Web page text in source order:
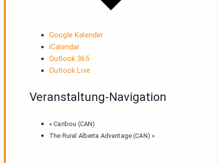
Google Kalender
iCalendar
Outlook 365
Outlook Live
Veranstaltung-Navigation
« Caribou (CAN)
The Rural Alberta Advantage (CAN) »